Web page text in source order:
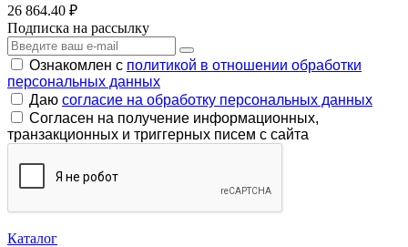
26 864.40 ₽
Подписка на рассылку
Ознакомлен с политикой в отношении обработки
персональных данных
Даю согласие на обработку персональных данных
Согласен на получение информационных,
транзакционных и триггерных писем с сайта
Каталог